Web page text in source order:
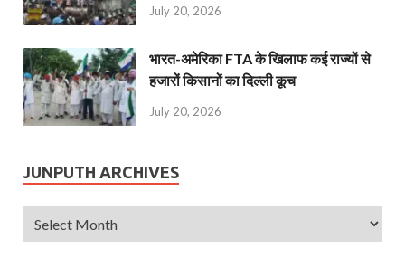
July 20, 2026
भारत-अमेरिका FTA के खिलाफ कई राज्यों से
हजारों किसानों का दिल्ली कूच
July 20, 2026
JUNPUTH ARCHIVES